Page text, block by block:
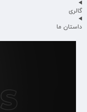
گالری
داستان ما